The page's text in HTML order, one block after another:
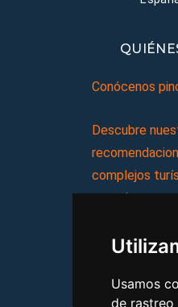
Usamos
de rastreo
Conócenos
Descubre
complejos
vacaciones,